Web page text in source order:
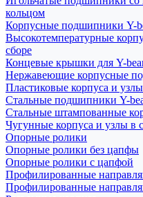
кольцом
Корпусные подшипники Y-
Высокотемпературные
сборе
Концевые крышки для Y-
Нержавеющие корпусные
Пластиковые корпуса и
Стальные подшипники Y-
Стальные штампованные
Чугунные корпуса и узлы в
Опорные ролики
Опорные ролики без цапфы
Опорные ролики с цапфой
Профилированные
Профилированные